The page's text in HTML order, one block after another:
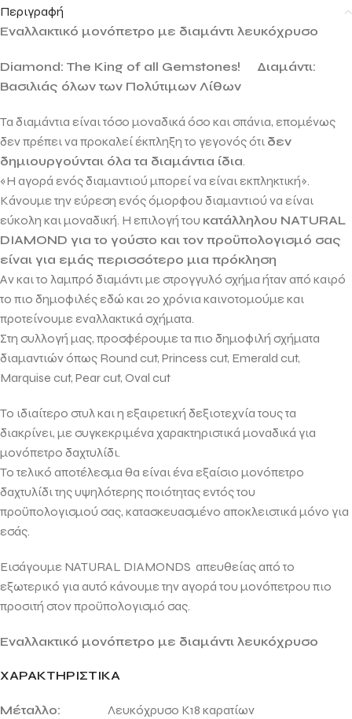
Περιγραφή
Εναλλακτικό μονόπετρο με διαμάντι λευκόχρυσο
Diamond: The King of all Gemstones!
Διαμάντι:
Βασιλιάς όλων των Πολύτιμων Λίθων
Τα διαμάντια είναι τόσο μοναδικά όσο και σπάνια, επομένως
δεν πρέπει να προκαλεί έκπληξη το γεγονός ότι δεν
δημιουργούνται όλα τα διαμάντια ίδια.
«Η αγορά ενός διαμαντιού μπορεί να είναι εκπληκτική».
Κάνουμε την εύρεση ενός όμορφου διαμαντιού να είναι
εύκολη και μοναδική. Η επιλογή του κατάλληλου NATURAL
DIAMOND για το γούστο και τον προϋπολογισμό σας
είναι για εμάς περισσότερο μια πρόκληση
Αν και το λαμπρό διαμάντι με στρογγυλό σχήμα ήταν από καιρό
το πιο δημοφιλές εδώ και 20 χρόνια καινοτομούμε και
προτείνουμε εναλλακτικά σχήματα.
Στη συλλογή μας, προσφέρουμε τα πιο δημοφιλή σχήματα
διαμαντιών όπως Round cut, Princess cut, Emerald cut,
Marquise cut, Pear cut, Oval cut
Το ιδιαίτερο στυλ και η εξαιρετική δεξιοτεχνία τους τα
διακρίνει, με συγκεκριμένα χαρακτηριστικά μοναδικά για
μονόπετρο δαχτυλίδι.
Το τελικό αποτέλεσμα θα είναι ένα εξαίσιο μονόπετρο
δαχτυλίδι της υψηλότερης ποιότητας εντός του
προϋπολογισμού σας, κατασκευασμένο αποκλειστικά μόνο για
εσάς.
Εισάγουμε NATURAL DIAMONDS απευθείας από το
εξωτερικό για αυτό κάνουμε την αγορά του μονόπετρου πιο
προσιτή στον προϋπολογισμό σας.
Εναλλακτικό μονόπετρο με διαμάντι λευκόχρυσο
ΧΑΡΑΚΤΗΡΙΣΤΙΚΑ
Μέταλλο: Λευκόχρυσο Κ18 καρατίων